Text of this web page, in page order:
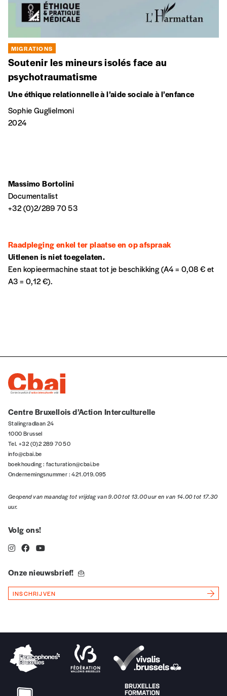
MIGRATIONS
Soutenir les mineurs isolés face au
psychotraumatisme
Une éthique relationnelle à l’aide sociale à l’enfance
Sophie Guglielmoni
2024
Massimo Bortolini
Documentalist
+32 (0)2/289 70 53
Raadpleging enkel ter plaatse en op afspraak
Uitlenen is niet toegelaten.
Een kopieermachine staat tot je beschikking (A4 = 0,08 € et
A3 = 0,12 €).
Centre Bruxellois d’Action Interculturelle
Stalingradlaan 24
1000 Brussel
Tel. +32 (0)2 289 70 50
info@cbai.be
boekhouding : facturation@cbai.be
Ondernemingsnummer : 421.019.095
Geopend van maandag tot vrijdag van 9.00 tot 13.00 uur en van 14.00 tot 17.30
uur.
Volg ons!
Onze nieuwsbrief!
INSCHRIJVEN